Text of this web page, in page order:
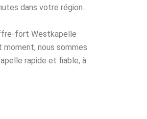
dans votre région.
fort Westkapelle
moment, nous sommes
rapide et fiable, à